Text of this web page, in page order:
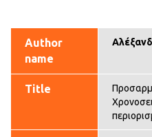
Author
name
Title